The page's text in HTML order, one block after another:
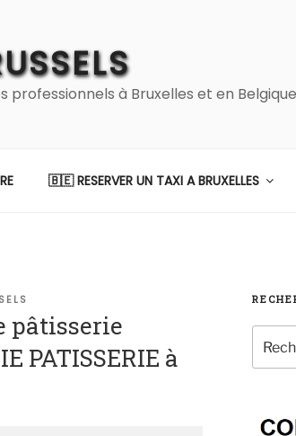
professionnels à Bruxelles et en Belgique
🇧🇪 RESERVER UN TAXI A BRUXELLES
pâtisserie
PATISSERIE à
pour
: